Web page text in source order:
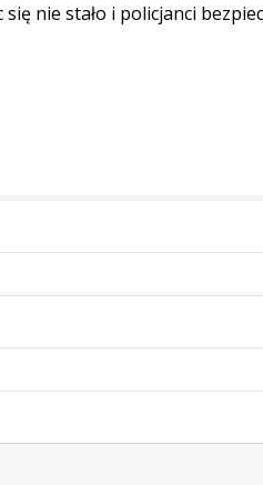
nie stało i policjanci